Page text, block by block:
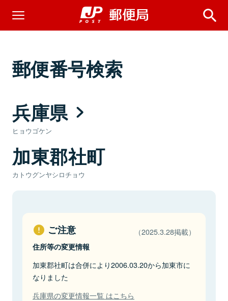
郵便番号検索
兵庫県
ヒョウゴケン
加東郡社町
カトウグンヤシロチョウ
ご注意 （2025.3.28掲載）
住所等の変更情報
加東郡社町は合併により2006.03.20から加東市に
なりました
兵庫県の変更情報一覧 はこちら